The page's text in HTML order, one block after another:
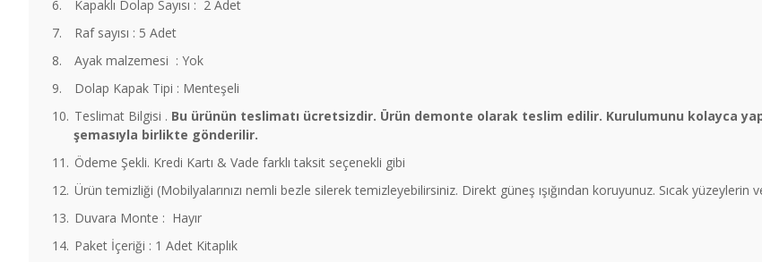
6.
Kapaklı Dolap Sayısı : 2 Adet
7.
Raf sayısı : 5 Adet
8.
Ayak malzemesi : Yok
9.
Dolap Kapak Tipi : Menteşeli
10. Teslimat Bilgisi . Bu ürünün teslimatı ücretsizdir. Ürün demonte olarak teslim edilir. Kurulumunu kolayca
şemasıyla birlikte gönderilir.
11. Ödeme Şekli. Kredi Kartı & Vade farklı taksit seçenekli gibi
12. Ürün temizliği (Mobilyalarınızı nemli bezle silerek temizleyebilirsiniz. Direkt güneş ışığından koruyunuz. Sıcak yüzeylerin
13. Duvara Monte : Hayır
14. Paket İçeriği : 1 Adet Kitaplık